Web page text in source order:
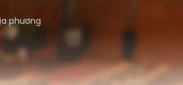
phương